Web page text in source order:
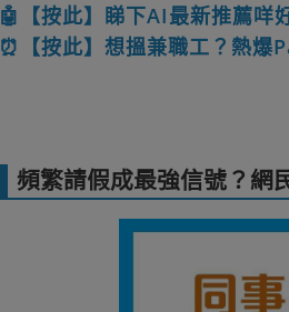
🤖【按此】睇下AI最新推薦咩
⏰【按此】想搵兼職工？熱
頻繁請假成最強信號？網